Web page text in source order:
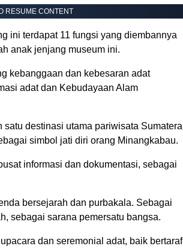
RESUME CONTENT
ini terdapat 11 fungsi yang diembannya
anak jenjang museum ini.
kebanggaan dan kebesaran adat
adat dan Kebudayaan Alam
destinasi utama pariwisata Sumatera
simbol jati diri orang Minangkabau.
informasi dan dokumentasi, sebagai
bersejarah dan purbakala. Sebagai
sebagai sarana pemersatu bangsa.
dan seremonial adat, baik bertaraf